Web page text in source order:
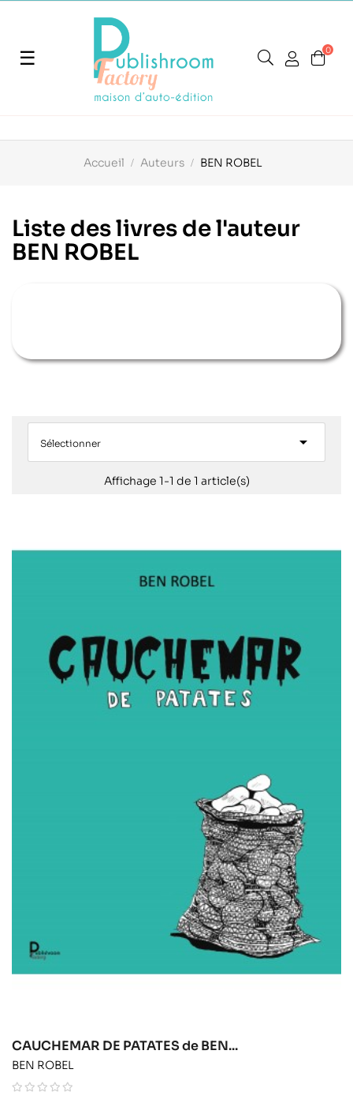
Basculer
navigation
☰ 0
Accueil Auteurs BEN ROBEL
Liste des livres de l'auteur
BEN ROBEL
Sélectionner 
Affichage 1-1 de 1 article(s)
CAUCHEMAR DE PATATES de BEN...
BEN ROBEL